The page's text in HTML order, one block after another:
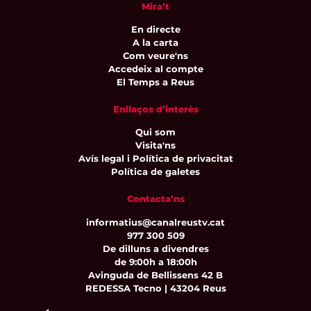
Mira’t
En directe
A la carta
Com veure'ns
Accedeix al compte
El Temps a Reus
Enllaços d’interès
Qui som
Visita'ns
Avís legal i Política de privacitat
Política de galetes
Contacta’ns
informatius@canalreustv.cat
977 300 509
De dilluns a divendres
de 9:00h a 18:00h
Avinguda de Bellissens 42 B
REDESSA Tecno | 43204 Reus